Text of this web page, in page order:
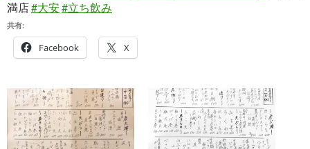
満店#大安#立ち飲み
共有:
Facebook X